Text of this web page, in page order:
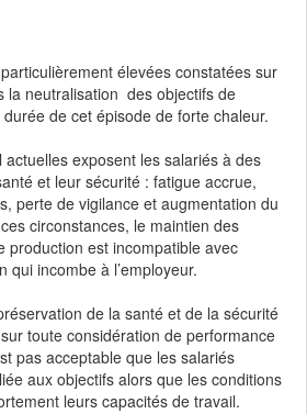
élevées constatées sur
la neutralisation des objectifs de
de cet épisode de forte chaleur.
exposent les salariés à des
et leur sécurité : fatigue accrue,
perte de vigilance et augmentation du
circonstances, le maintien des
production est incompatible avec
qui incombe à l’employeur.
de la santé et de la sécurité
toute considération de performance
pas acceptable que les salariés
aux objectifs alors que les conditions
leurs capacités de travail.